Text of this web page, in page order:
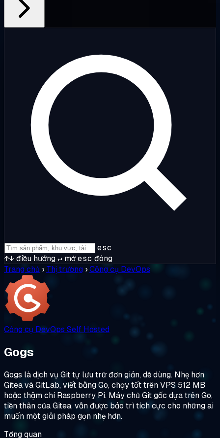
esc
↑↓ điều hướng↵ mởesc đóng
Trang chủ › Thị trường ›Công cụ DevOps
Công cụ DevOps Self Hosted
Gogs
Gogs là dịch vụ Git tự lưu trữ đơn giản, dễ dùng. Nhẹ hơn
Gitea và GitLab, viết bằng Go, chạy tốt trên VPS 512 MB
hoặc thậm chí Raspberry Pi. Máy chủ Git gốc dựa trên Go,
tiền thân của Gitea, vẫn được bảo trì tích cực cho những ai
muốn một giải pháp gọn nhẹ hơn.
Tổng quan